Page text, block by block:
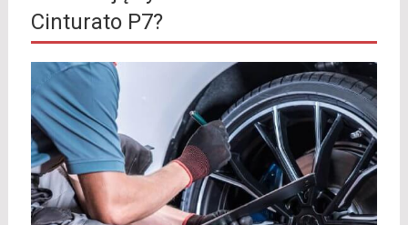
Cinturato P7?